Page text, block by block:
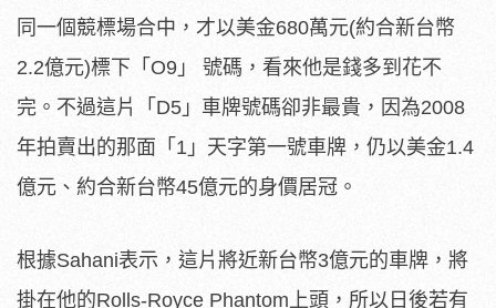
同一個競標場合中，才以美金680萬元(約合新台幣
2.2億元)標下「O9」 號碼，看來他是錢多到花不
完。不過這片「D5」車牌號碼卻非最貴，因為2008
年拍賣出的那面「1」天字第一號車牌，仍以美金1.4
億元、約合新台幣45億元的身價居冠。
根據Sahani表示，這片將近新台幣3億元的車牌，將
掛在他的Rolls-Royce Phantom上頭，所以日後若有